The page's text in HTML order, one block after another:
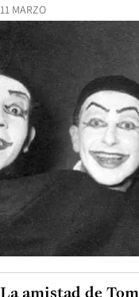
11 MARZO